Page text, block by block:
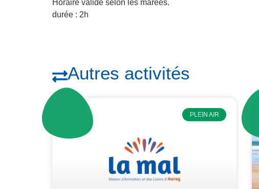
Horaire validé selon les marées.
durée : 2h
Autres activités
PLEIN AIR